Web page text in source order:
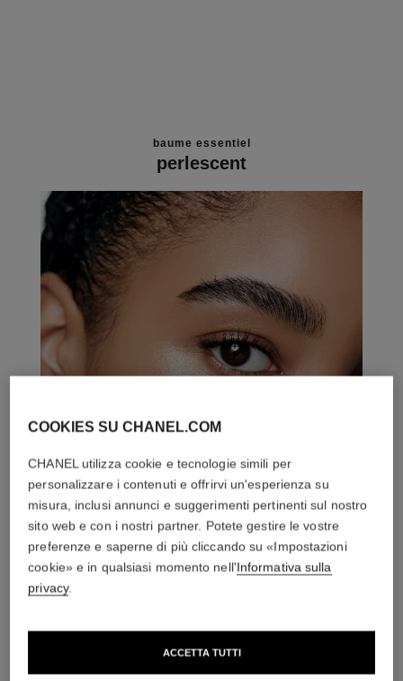
baume essentiel
perlescent
L'ACCORDO PERFETTO
COOKIES SU CHANEL.COM
CHANEL utilizza cookie e tecnologie simili per
personalizzare i contenuti e offrirvi un'esperienza su
misura, inclusi annunci e suggerimenti pertinenti sul nostro
sito web e con i nostri partner. Potete gestire le vostre
preferenze e saperne di più cliccando su «Impostazioni
cookie» e in qualsiasi momento nell'Informativa sulla
privacy.
ACCETTA TUTTI